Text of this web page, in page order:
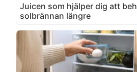
Juicen som hjälper dig att
solbrännan längre